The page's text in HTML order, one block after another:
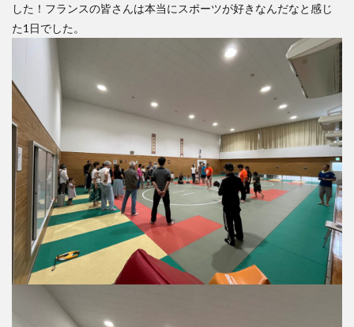
した！フランスの皆さんは本当にスポーツが好きなんだなと感じ
た1日でした。